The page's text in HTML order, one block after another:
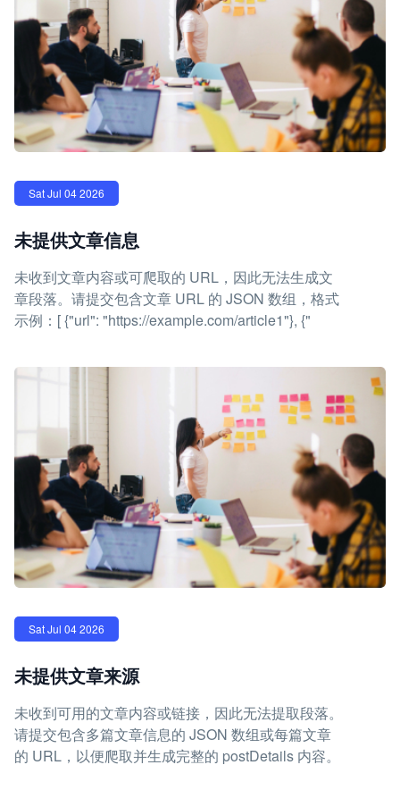
Sat Jul 04 2026
未提供文章信息
未收到文章内容或可爬取的 URL，因此无法生成文
章段落。请提交包含文章 URL 的 JSON 数组，格式
示例：[ {"url": "https://example.com/article1"}, {"
Sat Jul 04 2026
未提供文章来源
未收到可用的文章内容或链接，因此无法提取段落。
请提交包含多篇文章信息的 JSON 数组或每篇文章
的 URL，以便爬取并生成完整的 postDetails 内容。